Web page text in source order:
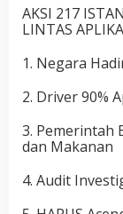
AKSI 217
LINTAS
1. Negara
2. Driver 90%
3. Pemerintah
dan Makanan
4. Audit